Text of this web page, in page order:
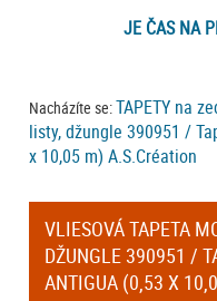
JE ČAS NA
Nacházíte se:TAPETY na
listy, džungle 390951 /
x 10,05 m) A.S.Création
VLIESOVÁ TAPETA
DŽUNGLE 390951 /
ANTIGUA (0,53 X